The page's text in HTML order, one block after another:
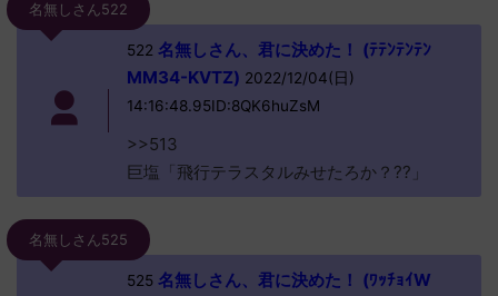
名無しさん522
522 名無しさん、君に決めた！ (ﾃﾃﾝﾃﾝﾃﾝ
MM34-KVTZ) 2022/12/04(日)
14:16:48.95ID:8QK6huZsM
>>513
巨塩「飛行テラスタルみせたろか？??」
名無しさん525
525名無しさん、君に決めた！ (ﾜｯﾁｮｲW